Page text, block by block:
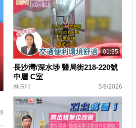
01:35
長沙灣/深水埗 醫局街218-220號
中層 C室
林玉叶 5/8/2026